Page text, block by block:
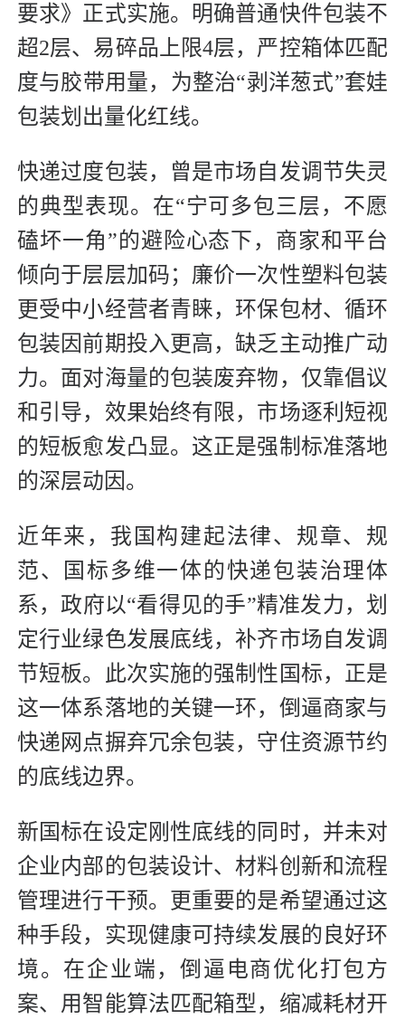
要求》正式实施。明确普通快件包装不
超2层、易碎品上限4层，严控箱体匹配
度与胶带用量，为整治“剥洋葱式”套娃
包装划出量化红线。
快递过度包装，曾是市场自发调节失灵
的典型表现。在“宁可多包三层，不愿
磕坏一角”的避险心态下，商家和平台
倾向于层层加码；廉价一次性塑料包装
更受中小经营者青睐，环保包材、循环
包装因前期投入更高，缺乏主动推广动
力。面对海量的包装废弃物，仅靠倡议
和引导，效果始终有限，市场逐利短视
的短板愈发凸显。这正是强制标准落地
的深层动因。
近年来，我国构建起法律、规章、规
范、国标多维一体的快递包装治理体
系，政府以“看得见的手”精准发力，划
定行业绿色发展底线，补齐市场自发调
节短板。此次实施的强制性国标，正是
这一体系落地的关键一环，倒逼商家与
快递网点摒弃冗余包装，守住资源节约
的底线边界。
新国标在设定刚性底线的同时，并未对
企业内部的包装设计、材料创新和流程
管理进行干预。更重要的是希望通过这
种手段，实现健康可持续发展的良好环
境。在企业端，倒逼电商优化打包方
案、用智能算法匹配箱型，缩减耗材开